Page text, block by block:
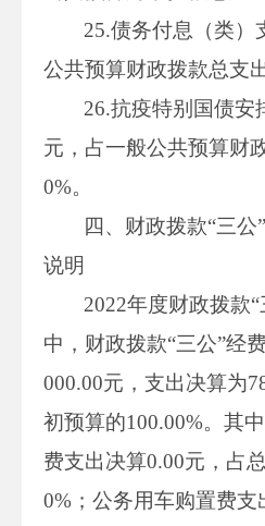
25.债务付息（类）
公共预算财政拨款总支
26.抗疫特别国债安
元，占一般公共预算财
0%。
四、财政拨款“三
说明
2022年度财政拨款
中，财政拨款“三公”经
000.00元，支出决算为
初预算的100.00%。其
费支出决算0.00元，占
0%；公务用车购置费支